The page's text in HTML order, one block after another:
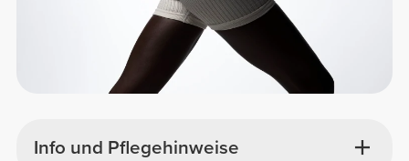
Info und Pflegehinweise